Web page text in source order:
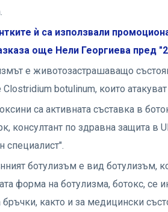
ѝ са използвали
още Нели Георгиева пред
е животозастрашаващо
Clostridium botulinum, които
са активната съставка в
консултант по здравна защита в
специалист".
ботулизъм е вид ботулизъм,
форма на ботулизма, ботокс,
бръчки, както и за медицински